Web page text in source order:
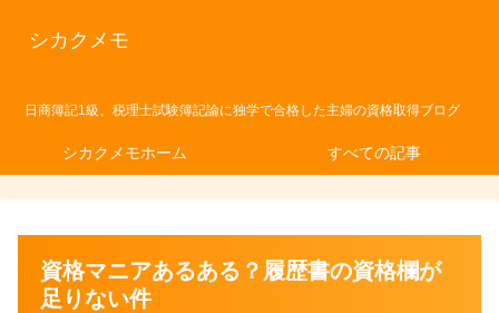
シカクメモ
日商簿記1級、税理士試験簿記論に独学で合格した主婦の資格取得ブログ
シカクメモホーム すべての記事
資格マニアあるある？履歴書の資格欄が
足りない件